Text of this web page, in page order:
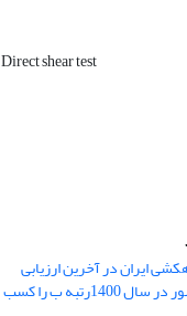
Direct shear test
ایران در آخرین ارزیابی
نشریات علمی کشور در سال 1400رتبه ب را کسب